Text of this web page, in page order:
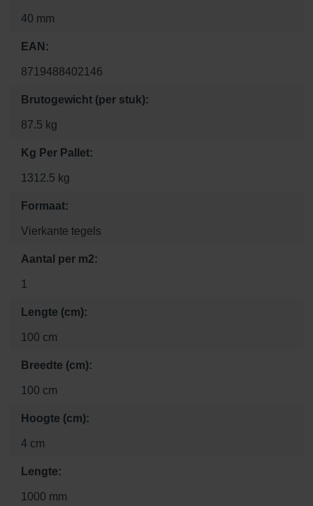
40 mm
EAN:
8719488402146
Brutogewicht (per stuk):
87.5 kg
Kg Per Pallet:
1312.5 kg
Formaat:
Vierkante tegels
Aantal per m2:
1
Lengte (cm):
100 cm
Breedte (cm):
100 cm
Hoogte (cm):
4 cm
Lengte:
1000 mm